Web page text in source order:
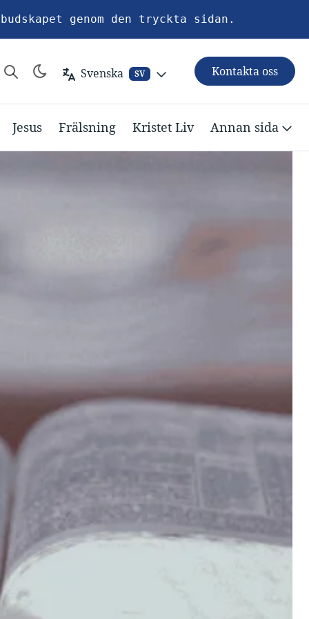
genom den tryckta sidan.
Svenska SV Kontakta oss
Jesus Frälsning Kristet Liv Annan sida